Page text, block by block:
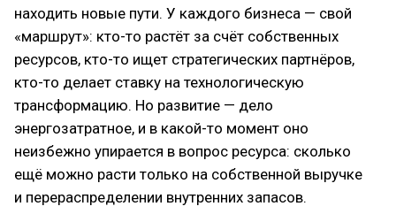
находить новые пути. У каждого бизнеса — свой
«маршрут»: кто-то растёт за счёт собственных
ресурсов, кто-то ищет стратегических партнёров,
кто-то делает ставку на технологическую
трансформацию. Но развитие — дело
энергозатратное, и в какой-то момент оно
неизбежно упирается в вопрос ресурса: сколько
ещё можно расти только на собственной выручке
и перераспределении внутренних запасов.